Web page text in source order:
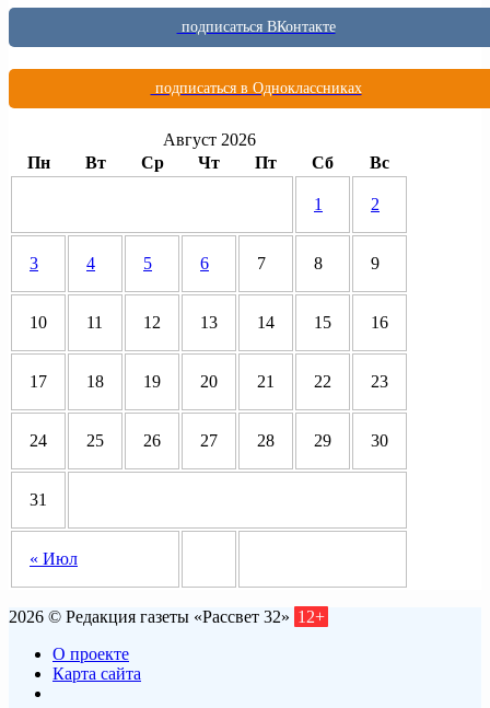
подписаться ВКонтакте
подписаться в Одноклассниках
Август 2026
Пн
Вт Ср Чт Пт Сб Вс
« Июл
1 2
3 4 5 6 7 8 9
10 11 12 13 14 15 16
17 18 19 20 21 22 23
24 25 26 27 28 29 30
31
2026 © Редакция газеты «Рассвет 32» 12+
О проекте
Карта сайта